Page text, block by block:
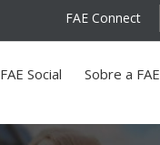
FAE Connect
FAE Social Sobre a FAE